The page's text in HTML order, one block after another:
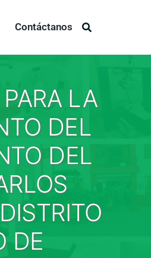
Contáctanos
Buscar:
LA
DEL
DEL
DE